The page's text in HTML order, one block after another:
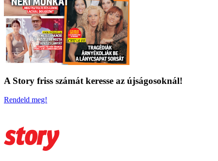
A Story friss számát keresse az újságosoknál!
Rendeld meg!